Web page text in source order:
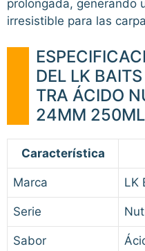
prolongada, generando
irresistible para las
DEL LK
TRA ÁCIDO
24MM 250ML
Característica
Marca LK
Serie
Sabor